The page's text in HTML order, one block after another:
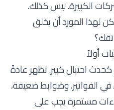
الكبيرة. ليس كذلك.
لهذا المورد أن يخلق
أولاً
كحدث احتيال كبير. تظهر عادةً
الفواتير، وضوابط ضعيفة،
مستمرة يجب على